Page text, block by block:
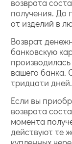
возврата
получения. До
от изделий в
Возврат
банковскую
вашего банка.
тридцати дней.
Если вы
возврата
момента
действуют те